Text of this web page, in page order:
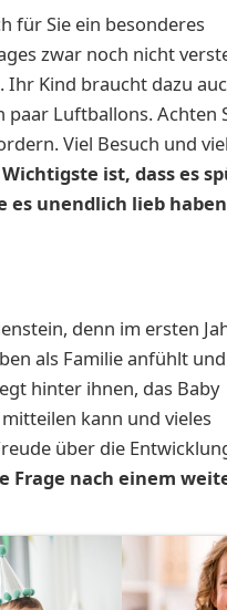
für Sie ein besonderes
zwar noch nicht
Ihr Kind braucht dazu
paar Luftballons. Achten
Viel Besuch und
Wichtigste ist, dass es
es unendlich lieb haben
denn im ersten
als Familie anfühlt
hinter ihnen, das Baby
kann und vieles
über die
Frage nach einem